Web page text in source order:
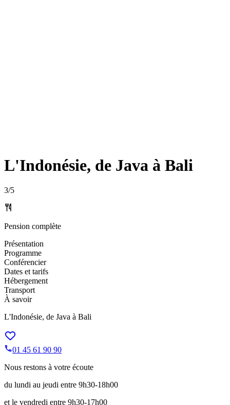
L'Indonésie, de Java à Bali
3/5
Pension complète
Présentation
Programme
Conférencier
Dates et tarifs
Hébergement
Transport
À savoir
L'Indonésie, de Java à Bali
01 45 61 90 90
Nous restons à votre écoute
du lundi au jeudi entre 9h30-18h00
et le vendredi entre 9h30-17h00